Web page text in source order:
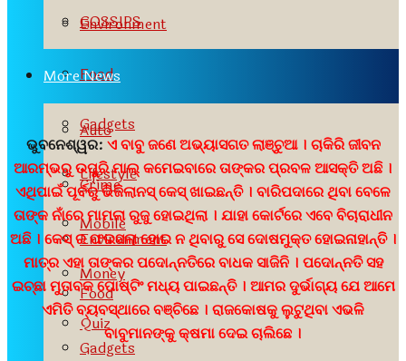
Environment
Food
Gadgets
Lifestyle
Mobile
Money
Quiz
GOSSIPS
More News
Auto
Crime
Environment
Food
Gadgets
ଭୁବନେଶ୍ୱର:ଏ ବାବୁ ଜଣେ ଅଭ୍ୟାସଗତ ଲାଞ୍ଚୁଆ । ଚାକିରି ଜୀବନ
ଆରମ୍ଭରୁ ଉପୁରି ମାଲ୍ କମେଇବାରେ ତାଙ୍କର ପ୍ରବଳ ଆସକ୍ତି ଅଛି ।
ଏଥିପାଇଁ ପୂର୍ବରୁ ଭିଜିଲାନସ୍ କେସ୍ ଖାଇଛନ୍ତି । ବାରିପଦାରେ ଥିବା ବେଳେ
ତାଙ୍କ ନାଁରେ ମାମଲା ରୁଜୁ ହୋଇଥିଲା । ଯାହା କୋର୍ଟରେ ଏବେ ବିଚାରାଧୀନ
ଅଛି । କେସ୍ ର ଫଇସଲା ହୋଇ ନ ଥିବାରୁ ସେ ଦୋଷମୁକ୍ତ ହୋଇନାହାନ୍ତି ।
ମାତ୍ର ଏହା ତାଙ୍କର ପଦୋନ୍ନତିରେ ବାଧକ ସାଜିନି । ପଦୋନ୍ନତି ସହ
ଇଚ୍ଛା ମୁତାବକ ପୋଷ୍ଟିଂ ମଧ୍ୟ ପାଇଛନ୍ତି । ଆମର ଦୁର୍ଭାଗ୍ୟ ଯେ ଆମେ
ଏମିତି ବ୍ୟବସ୍ଥାରେ ବଞ୍ଚିଛେ । ରାଜକୋଷକୁ ଲୁଟୁଥିବା ଏଭଳି
ବାବୁମାନଙ୍କୁ କ୍ଷମା ଦେଇ ଚାଲିଛେ ।